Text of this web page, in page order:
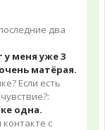
два
у меня уже 3
матёрая.
Если есть
одна.
с